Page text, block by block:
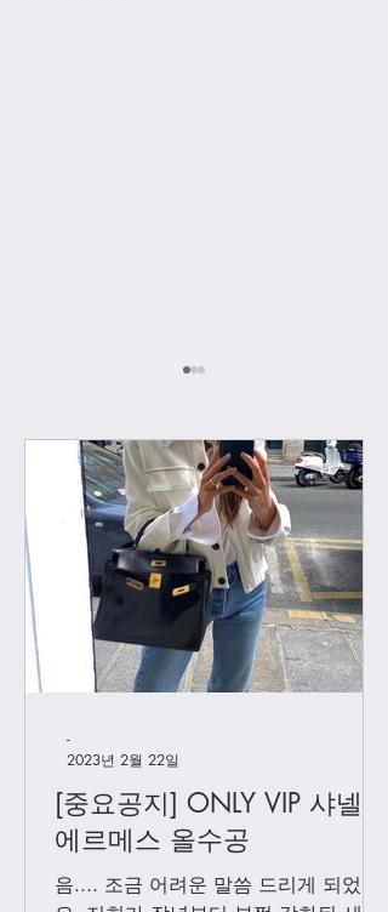
[우버급 셀린] 하프문
[중요공지] ONLY VIP 샤넬 +
에르메스 올수공
음.... 조금 어려운 말씀 드리게 되었어
-
2023년 2월 22일